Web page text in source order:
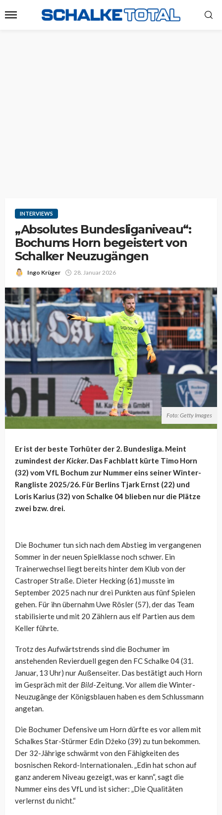
INTERVIEWS
„Absolutes Bundesliganiveau“:
Bochums Horn begeistert von
Schalker Neuzugängen
Ingo Krüger 28. Januar 2026
Foto: Getty Images
Er ist der beste Torhüter der 2. Bundesliga. Meint
zumindest derKicker. Das Fachblatt kürte Timo Horn
(32) vom VfL Bochum zur Nummer eins seiner Winter-
Rangliste 2025/26. Für Berlins Tjark Ernst (22) und
Loris Karius (32) von Schalke 04 blieben nur die Plätze
zwei bzw. drei.
Die Bochumer tun sich nach dem Abstieg im vergangenen
Sommer in der neuen Spielklasse noch schwer. Ein
Trainerwechsel liegt bereits hinter dem Klub von der
Castroper Straße. Dieter Hecking (61) musste im
September 2025 nach nur drei Punkten aus fünf Spielen
gehen. Für ihn übernahm Uwe Rösler (57), der das Team
stabilisierte und mit 20 Zählern aus elf Partien aus dem
Keller führte.
Trotz des Aufwärtstrends sind die Bochumer im
anstehenden Revierduell gegen den FC Schalke 04 (31.
Januar, 13 Uhr) nur Außenseiter. Das bestätigt auch Horn
im Gespräch mit der Bild-Zeitung. Vor allem die Winter-
Neuzugänge der Königsblauen haben es dem Schlussmann
angetan.
Die Bochumer Defensive um Horn dürfte es vor allem mit
Schalkes Star-Stürmer Edin Džeko (39) zu tun bekommen.
Der 32-Jährige schwärmt von den Fähigkeiten des
bosnischen Rekord-Internationalen. „Edin hat schon auf
ganz anderem Niveau gezeigt, was er kann“, sagt die
Nummer eins des VfL und ist sicher: „Die Qualitäten
verlernst du nicht.“